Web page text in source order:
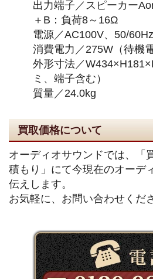
出力端子／スピーカー
＋B：負荷8～16Ω
電源／AC100V、50/60Hz
消費電力／275W（待機
外形寸法／
ミ、端子含む）
質量／24.0kg
買取価格について
オーディオサウンドでは、「
積もり」にて今現在のオーデ
伝えします。
お気軽に、お問い合わせくだ